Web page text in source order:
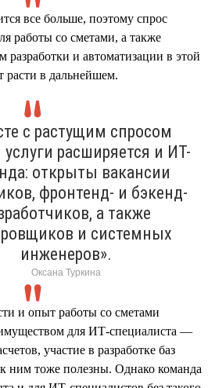
все больше, поэтому спрос
работы со сметами, а также
разработки и автоматизации в этой
расти в дальнейшем.
с растущим спросом
расширяется и ИТ-
открыты вакансии
фронтенд- и бэкенд-
а также
и системных
инженеров».
Оксана Туркина
и опыт работы со сметами
для ИТ-специалиста —
участие в разработке баз
ним тоже полезны. Однако команда